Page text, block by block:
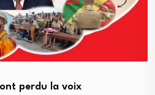
perdu la voix